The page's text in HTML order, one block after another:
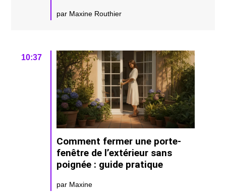
par Maxine Routhier
10:37
Comment fermer une porte-
fenêtre de l’extérieur sans
poignée : guide pratique
par Maxine